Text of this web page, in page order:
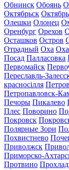
Обнинск Обоянь
Октябрьск
Олешки Олонец
Оренбург Орехов
Осташков Остров
Отрадный Оха
Посад Палласовка
Первомайск
Переславль-
красносілля
Петропавловск-
Печоры Пикалево
Плес Поворино
Покровск
Полярные Зори
Похвистнево
Приволжск
Приморско-
Протвино